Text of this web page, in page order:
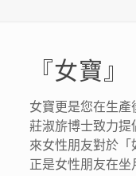
『女寶』
女寶更是您在生產
莊淑旂博士致力提
來女性朋友對於「
正是女性朋友在